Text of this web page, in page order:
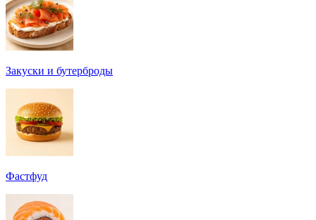
Закуски и бутерброды
Фастфуд